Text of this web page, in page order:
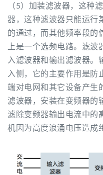
（5）加装滤波器，这种
器，这种滤波器只能运行
的通过，而其他频率段的
上是一个选频电路。滤
入滤波器和输出滤波器。
入侧，它的主要作用是防
端对电网和其它设备产生
滤波器，安装在变频器的
滤除变频器输出电流中的
机因为高度浪涌电压造成